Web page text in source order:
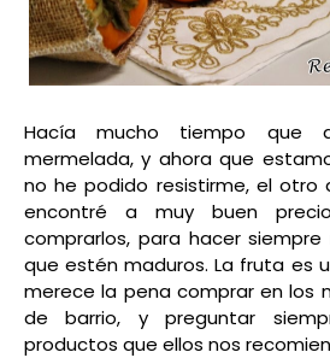
Hacía mucho tiempo que
mermelada, y ahora que
no he podido resistirme, el otro
encontré a muy buen
comprarlos, para hacer
que estén maduros. La fruta es
merece la pena comprar en los
de barrio, y preguntar
productos que ellos nos